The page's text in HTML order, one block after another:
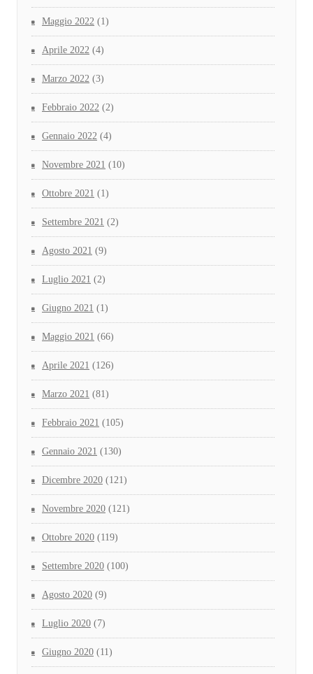
Maggio 2022 (1)
Aprile 2022 (4)
Marzo 2022 (3)
Febbraio 2022 (2)
Gennaio 2022 (4)
Novembre 2021 (10)
Ottobre 2021 (1)
Settembre 2021 (2)
Agosto 2021 (9)
Luglio 2021 (2)
Giugno 2021 (1)
Maggio 2021 (66)
Aprile 2021 (126)
Marzo 2021 (81)
Febbraio 2021 (105)
Gennaio 2021 (130)
Dicembre 2020 (121)
Novembre 2020 (121)
Ottobre 2020 (119)
Settembre 2020 (100)
Agosto 2020 (9)
Luglio 2020 (7)
Giugno 2020 (11)